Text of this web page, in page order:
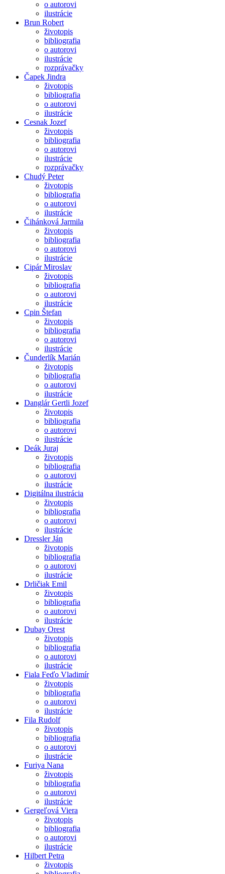
o autorovi
ilustrácie
Brun Robert
životopis
bibliografia
o autorovi
ilustrácie
rozprávačky
Čapek Jindra
životopis
bibliografia
o autorovi
ilustrácie
Cesnak Jozef
životopis
bibliografia
o autorovi
ilustrácie
rozprávačky
Chudý Peter
životopis
bibliografia
o autorovi
ilustrácie
Čihánková Jarmila
životopis
bibliografia
o autorovi
ilustrácie
Cipár Miroslav
životopis
bibliografia
o autorovi
ilustrácie
Cpin Štefan
životopis
bibliografia
o autorovi
ilustrácie
Čunderlík Marián
životopis
bibliografia
o autorovi
ilustrácie
Danglár Gertli Jozef
životopis
bibliografia
o autorovi
ilustrácie
Deák Juraj
životopis
bibliografia
o autorovi
ilustrácie
Digitálna ilustrácia
životopis
bibliografia
o autorovi
ilustrácie
Dressler Ján
životopis
bibliografia
o autorovi
ilustrácie
Drličiak Emil
životopis
bibliografia
o autorovi
ilustrácie
Dubay Orest
životopis
bibliografia
o autorovi
ilustrácie
Fiala Feďo Vladimír
životopis
bibliografia
o autorovi
ilustrácie
Fila Rudolf
životopis
bibliografia
o autorovi
ilustrácie
Furiya Nana
životopis
bibliografia
o autorovi
ilustrácie
Gergeľová Viera
životopis
bibliografia
o autorovi
ilustrácie
Hilbert Petra
životopis